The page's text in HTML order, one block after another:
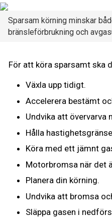
Sparsam körning minskar
bränsleförbrukning och
För att köra sparsamt ska
Växla upp tidigt.
Accelerera bestämt
Undvika att övervarva
Hålla
Köra med ett jämnt
Motorbromsa när det
Planera din körning.
Undvika att bromsa
Släppa gasen i